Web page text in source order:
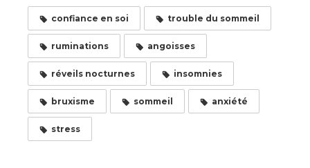
confiance en soi trouble du sommeil
ruminations angoisses
réveils nocturnes insomnies
bruxisme sommeil anxiété
stress